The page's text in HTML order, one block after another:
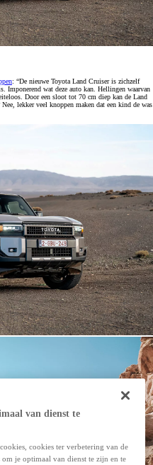
: “De nieuwe Toyota Land Cruiser is zichzelf
Imponerend wat deze auto kan. Hellingen waarvan
Door een sloot tot 70 cm diep kan de Land
lekker veel knoppen maken dat een kind de was
van dienst te
cookies ter verbetering van de
je optimaal van dienst te zijn en te